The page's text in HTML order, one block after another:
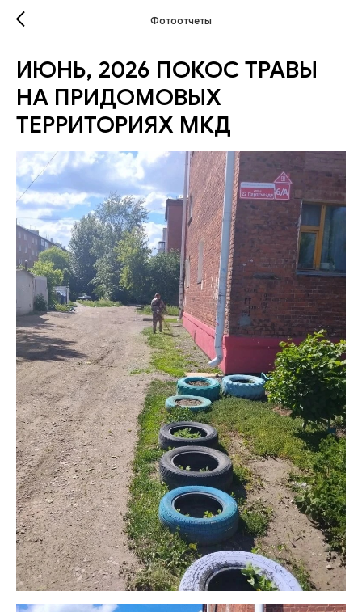
Фотоотчеты
ИЮНЬ, 2026 ПОКОС ТРАВЫ
НА ПРИДОМОВЫХ
ТЕРРИТОРИЯХ МКД